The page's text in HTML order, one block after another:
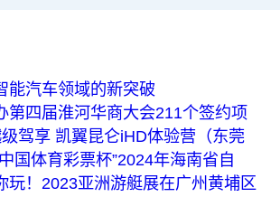
能汽车领域的新突破
第四届淮河华商大会211个签约项
驾享 凯翼昆仑iHD体验营（东莞
国体育彩票杯”2024年海南省自
玩！2023亚洲游艇展在广州黄埔区